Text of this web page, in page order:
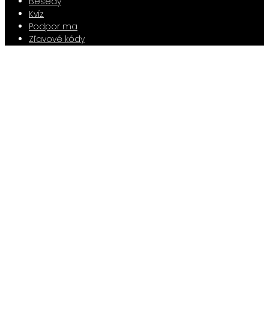
Kvíz
Podpor ma
Zľavové kódy